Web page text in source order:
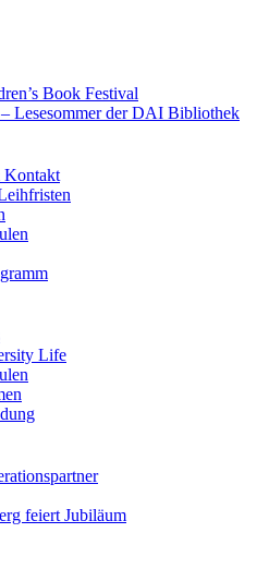
Book Festival
Lesesommer der DAI Bibliothek
Kontakt
Life
feiert Jubiläum